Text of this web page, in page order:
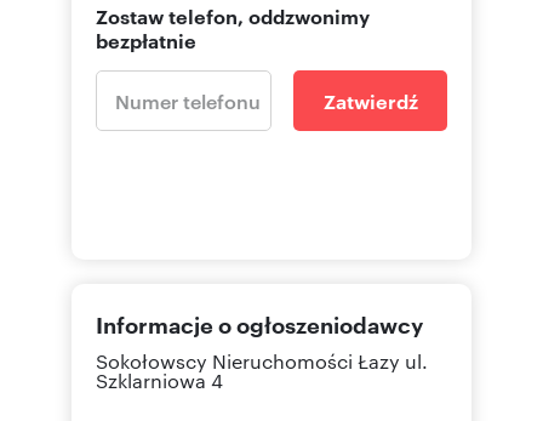
Zostaw telefon, oddzwonimy
bezpłatnie
Zatwierdź
Informacje o ogłoszeniodawcy
Sokołowscy Nieruchomości Łazy ul.
Szklarniowa 4